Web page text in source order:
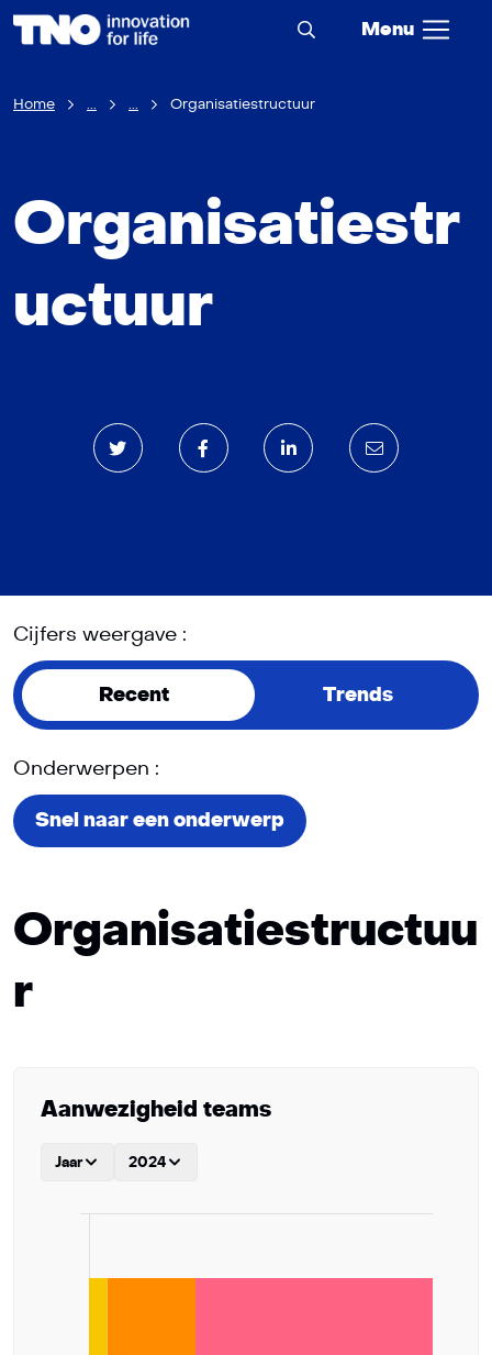
Menu
Home ... ... Organisatiestructuur
Organisatiestr
uctuur
Cijfers weergave :
Recent Trends
Onderwerpen :
Snel naar een onderwerp
Organisatiestructuu
r
Aanwezigheid teams
Jaar 2024